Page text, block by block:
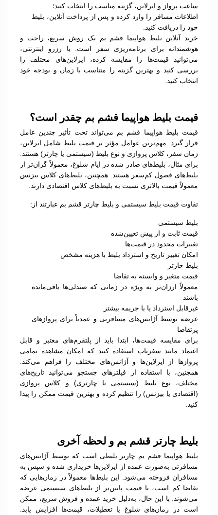
ساعت پرواز و ایرلاین، گزینه مناسب را انتخاب کنید؛
اطلاعات مسافر را وارد کرده و پس از پرداخت آنلاین، بلیط
خود را دریافت کنید.
خرید آنلاین بلیط هواپیما قشم بم یک روش سریع، راحت و
هوشمندانه برای برنامه‌ریزی سفر است. با رزرو اینترنتی،
می‌توانید قیمت‌ها را مقایسه کرده، ایرلاین‌های مختلف را
بررسی کنید و بهترین گزینه را متناسب با زمان و بودجه خود
انتخاب کنید.
قیمت بلیط هواپیما قشم بم چقدر است؟
قیمت بلیط هواپیما قشم بم می‌تواند تحت تأثیر چندین عامل
قرار گیرد. مهم‌ترین عوامل مؤثر بر قیمت بلیط شامل ایرلاین،
زمان سفر، کلاس پروازی و نوع بلیط (سیستمی یا چارتر) هستند.
برای مثال، بلیط‌های صادر شده در ایام شلوغ، معمولاً گران‌تر از
بلیط‌های فصول کم‌سفر هستند. همچنین، بلیط‌های کلاس بیزنس
معمولاً قیمت بالاتری نسبت به بلیط‌های کلاس اقتصادی دارند.
تفاوت قیمت بلیط سیستمی و بلیط چارتر قشم بم عبارتند از:
بلیط سیستمی
قیمت ثابت و از پیش تعیین‌شده
تغییرات محدود در قیمت‌ها
امکان تغییر تاریخ و استرداد بلیط با هزینه مشخص
بلیط چارتر
قیمت متغیر و وابسته به تقاضا
معمولاً ارزان‌تر به ویژه در زمانی که صندلی‌ها باقی‌مانده
باشند
غیرقابل استرداد یا با جریمه بیشتر
عرضه توسط آژانس‌های مسافرتی و عمدتاً برای پروازهای
پرتقاضا
برای مقایسه قیمت‌ها، ابتدا باید از پلتفرم‌های معتبر و قابل
اعتماد مانند سفرتاپ استفاده کنید که امکان مشاهده تمامی
پروازها از ایرلاین‌ها و آژانس‌های مختلف را فراهم می‌کند.
همچنین، با استفاده از فیلترهای جستجو می‌توانید تاریخ‌های
مختلف، نوع بلیط (سیستمی یا چارتری) و کلاس پروازی
(اقتصادی یا بیزنس) را تنظیم کرده و بهترین قیمت ممکن را پیدا
کنید.
بلیط چارتر قشم بم و لحظه آخری
بلیط هواپیما قشم بم چارتر بلیطی است که توسط آژانس‌های
مسافرتی به‌صورت عمده از ایرلاین‌ها خریداری شده و سپس به
مسافران فروخته می‌شود. این بلیط‌ها معمولاً در زمان‌هایی که
تقاضا کم است، با قیمت پایین‌تر از بلیط‌های سیستمی عرضه
می‌شوند. با این حال، به‌دلیل خرید عمده و فروش سریع، ممکن
است در زمان‌های شلوغ یا تعطیلات، قیمت‌ها افزایش یابد.